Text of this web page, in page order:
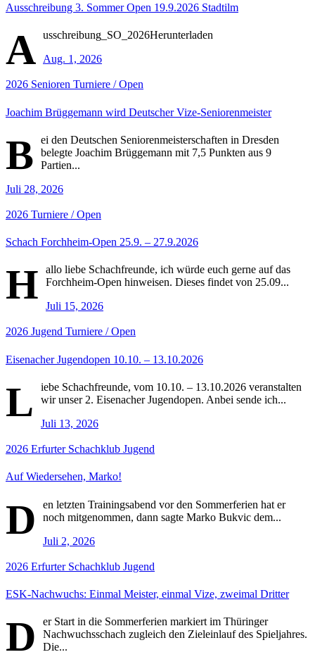
Ausschreibung 3. Sommer Open 19.9.2026 Stadtilm
A usschreibung_SO_2026Herunterladen
Aug. 1, 2026
2026 Senioren Turniere / Open
Joachim Brüggemann wird Deutscher Vize-Seniorenmeister
B
ei den Deutschen Seniorenmeisterschaften in Dresden
belegte Joachim Brüggemann mit 7,5 Punkten aus 9
Partien...
Juli 28, 2026
2026 Turniere / Open
Schach Forchheim-Open 25.9. – 27.9.2026
H
allo liebe Schachfreunde, ich würde euch gerne auf das
Forchheim-Open hinweisen. Dieses findet von 25.09...
Juli 15, 2026
2026 Jugend Turniere / Open
Eisenacher Jugendopen 10.10. – 13.10.2026
L
iebe Schachfreunde, vom 10.10. – 13.10.2026 veranstalten
wir unser 2. Eisenacher Jugendopen. Anbei sende ich...
Juli 13, 2026
2026 Erfurter Schachklub Jugend
Auf Wiedersehen, Marko!
D
en letzten Trainingsabend vor den Sommerferien hat er
noch mitgenommen, dann sagte Marko Bukvic dem...
Juli 2, 2026
2026 Erfurter Schachklub Jugend
ESK-Nachwuchs: Einmal Meister, einmal Vize, zweimal Dritter
D
er Start in die Sommerferien markiert im Thüringer
Nachwuchsschach zugleich den Zieleinlauf des Spieljahres.
Die...